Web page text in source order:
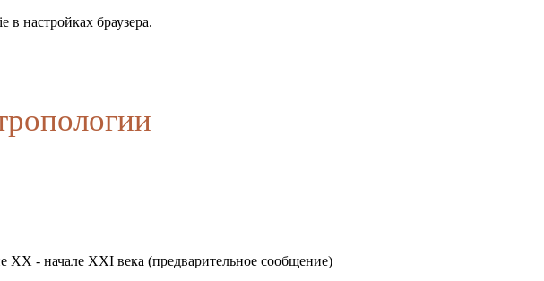
настройках браузера.
XX - начале XXI века (предварительное сообщение)